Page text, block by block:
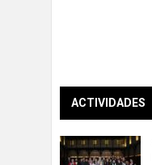
ACTIVIDADES